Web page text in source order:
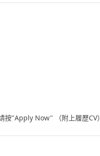
"Apply Now" （附上履歷CV）